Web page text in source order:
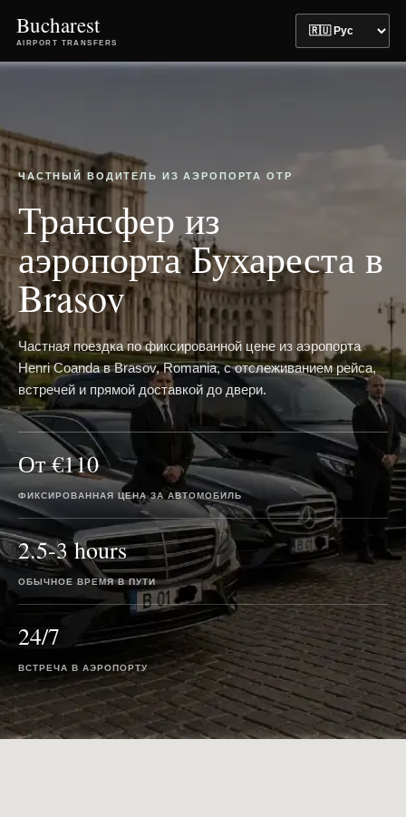
Bucharest
AIRPORT TRANSFERS
ЧАСТНЫЙ ВОДИТЕЛЬ ИЗ АЭРОПОРТА OTP
Трансфер из
аэропорта Бухареста в
Brasov
Частная поездка по фиксированной цене из аэропорта
Henri Coanda в Brasov, Romania, с отслеживанием рейса,
встречей и прямой доставкой до двери.
От €110
ФИКСИРОВАННАЯ ЦЕНА ЗА АВТОМОБИЛЬ
2.5-3 hours
ОБЫЧНОЕ ВРЕМЯ В ПУТИ
24/7
ВСТРЕЧА В АЭРОПОРТУ